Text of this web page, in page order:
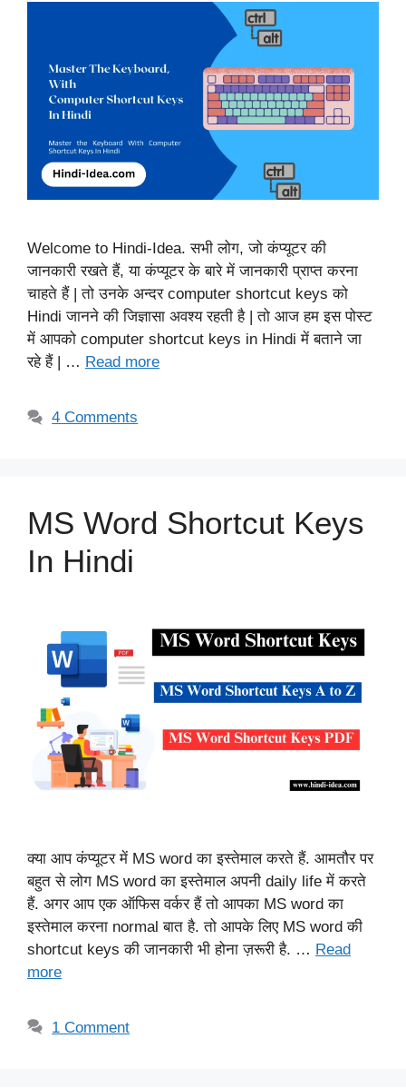
Welcome to Hindi-Idea. सभी लोग, जो कंप्यूटर की
जानकारी रखते हैं, या कंप्यूटर के बारे में जानकारी प्राप्त करना
चाहते हैं | तो उनके अन्दर computer shortcut keys को
Hindi जानने की जिज्ञासा अवश्य रहती है | तो आज हम इस पोस्ट
में आपको computer shortcut keys in Hindi में बताने जा
रहे हैं | … Read more
4 Comments
MS Word Shortcut Keys
In Hindi
क्या आप कंप्यूटर में MS word का इस्तेमाल करते हैं. आमतौर पर
बहुत से लोग MS word का इस्तेमाल अपनी daily life में करते
हैं. अगर आप एक ऑफिस वर्कर हैं तो आपका MS word का
इस्तेमाल करना normal बात है. तो आपके लिए MS word की
shortcut keys की जानकारी भी होना ज़रूरी है. … Read
more
1 Comment